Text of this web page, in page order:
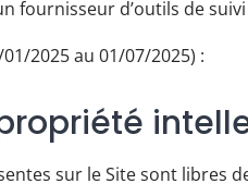
fournisseur d’outils de
2025 au 01/07/2025) :
sur le Site sont libres